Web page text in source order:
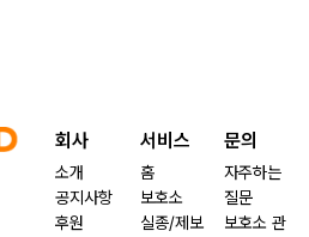
회사
소개
공지사항
후원
서비스
홈
보호소
실종/제보
문의
자주하는
질문
보호소 관